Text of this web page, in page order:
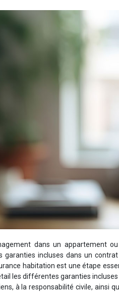
dans un appartement
garanties incluses dans un
habitation est une étape
les différentes garanties
à la responsabilité civile, ainsi